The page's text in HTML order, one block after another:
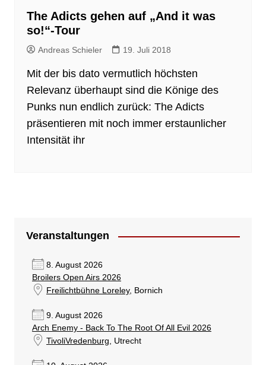
The Adicts gehen auf „And it was
so!“-Tour
Andreas Schieler 19. Juli 2018
Mit der bis dato vermutlich höchsten
Relevanz überhaupt sind die Könige des
Punks nun endlich zurück: The Adicts
präsentieren mit noch immer erstaunlicher
Intensität ihr
Veranstaltungen
8. August 2026
Broilers Open Airs 2026
Freilichtbühne Loreley, Bornich
9. August 2026
Arch Enemy - Back To The Root Of All Evil 2026
TivoliVredenburg, Utrecht